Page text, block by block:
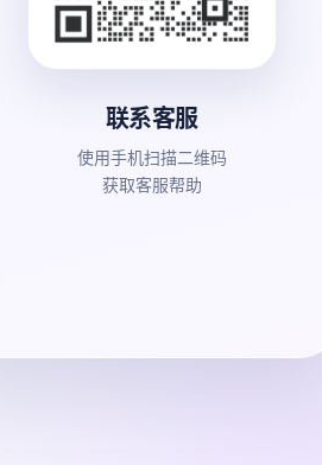
联系客服
使用手机扫描二维码
获取客服帮助